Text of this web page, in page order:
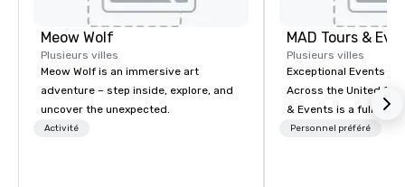
Meow Wolf
Plusieurs villes
Meow Wolf is an immersive art
adventure – step inside, explore, and
uncover the unexpected.
Activité
MAD Tours &
Plusieurs villes
Exceptional Events &
Across the United States! MAD
& Events is a full-
Management
Personnel préféré